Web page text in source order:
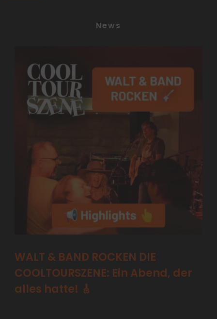
News
WALT & BAND ROCKEN DIE
COOLTOURSZENE: Ein Abend, der
alles hatte! 🎸